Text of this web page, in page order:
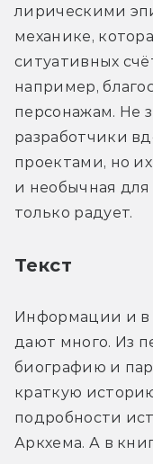
лирическими
механике,
ситуативных
например,
персонажам. Не
разработчики
проектами, но
и необычная для
только радует.
Текст
Информации и в
дают много. Из
биографию и
краткую
подробности
Аркхема. А в